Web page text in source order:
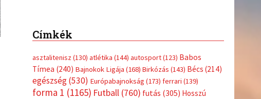
Címkék
asztalitenisz (130) atlétika (144) autosport(123) Babos
Tímea (240) Bajnokok Ligája (168) Birkózás (143) Bécs (214)
egészség(530) Európabajnokság (173) ferrari (139)
forma 1 (1165) Futball(760) futás (305) Hosszú